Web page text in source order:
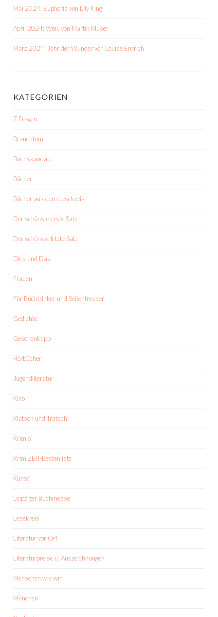
Mai 2024: Euphoria von Lily King
April 2024: Weil. von Martin Muser
März 2024: Jahr der Wunder von Louise Erdrich
KATEGORIEN
7 Fragen
Brauchtum
Buchskandale
Bücher
Bücher aus dem Lesekreis
Der schönste erste Satz
Der schönste letzte Satz
Dies und Das
Frauen
Für Buchtrinker und Seitenfresser
Gedichte
Geschenktipp
Hörbücher
Jugendliteratur
Kino
Klatsch und Tratsch
Krimis
KrimiZEIT-Bestenliste
Kunst
Leipziger Buchmesse
Lesekreis
Literatur vor Ort
Literaturpreise u. Auszeichnungen
Menschen wie wir
München